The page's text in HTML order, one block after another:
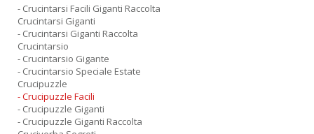
- Crucintarsi Facili Giganti Raccolta
Crucintarsi Giganti
- Crucintarsi Giganti Raccolta
Crucintarsio
- Crucintarsio Gigante
- Crucintarsio Speciale Estate
Crucipuzzle
- Crucipuzzle Facili
- Crucipuzzle Giganti
- Crucipuzzle Giganti Raccolta